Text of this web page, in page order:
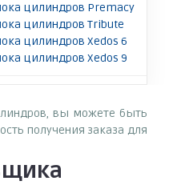
цилиндров Premacy
цилиндров Tribute
цилиндров Xedos 6
цилиндров Xedos 9
вы можете быть
получения заказа для